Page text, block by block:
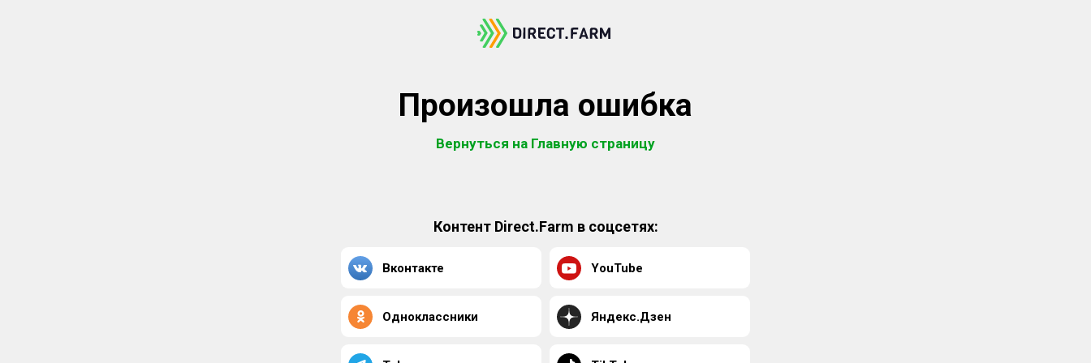
Произошла ошибка
Вернуться на Главную страницу
Контент Direct.Farm в соцсетях:
Вконтакте YouTube
Одноклассники Яндекс.Дзен